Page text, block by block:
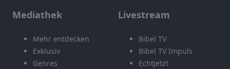
Mediathek
Mehr entdecken
Exklusiv
Genres
Livestream
Bibel TV
Bibel TV Impuls
EchtJetzt